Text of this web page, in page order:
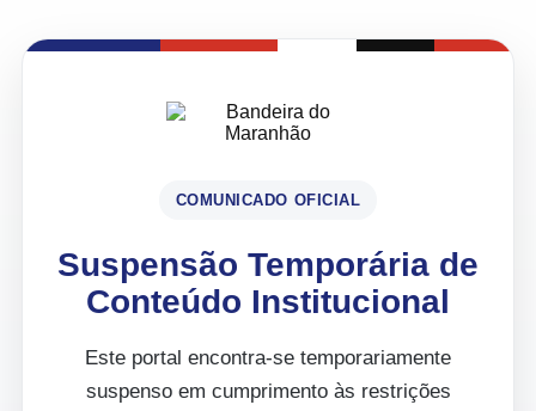
COMUNICADO OFICIAL
Suspensão Temporária de
Conteúdo Institucional
Este portal encontra-se temporariamente
suspenso em cumprimento às restrições